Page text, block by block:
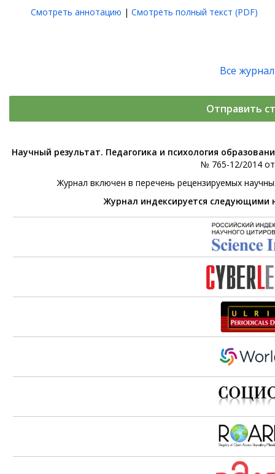
Смотреть аннотацию | Смотреть полный текст (PDF)
Все
Отправить
Научный результат. Педагогика и психология
№ 765-12/2014
Журнал включен в перечень рецензируемых
Журнал индексируется